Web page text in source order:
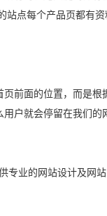
站点每个产品页都有
面的位置，而是根
户就会停留在我们
专业的网站设计及网